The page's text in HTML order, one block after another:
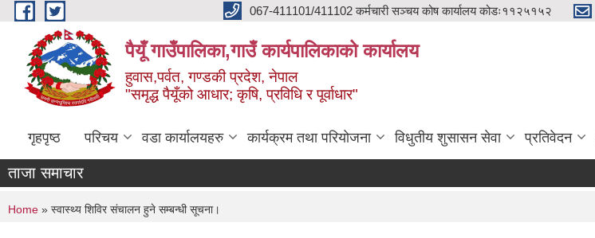
Skip to main content 067-411101/411102 कर्मचारी सञ्चय कोष कार्यालय कोडः११२५१५२
पैयूँ गाउँपालिका,गाउँ कार्यपालिकाको कार्यालय
हुवास,पर्वत, गण्डकी प्रदेश, नेपाल
"समृद्ध पैयूँको आधार; कृषि, प्रविधि र पूर्वाधार"
गृहपृष्ठ परिचय वडा कार्यालयहरु कार्यक्रम तथा परियोजना विधुतीय शुसासन सेवा प्रतिवेदन
ताजा समाचार
You are here
Home » स्वास्थ्य शिविर संचालन हुने सम्बन्धी सूचना।